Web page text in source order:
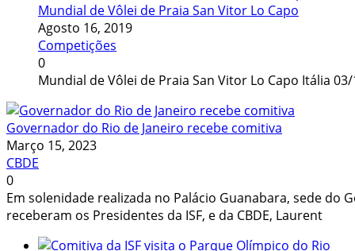
Mundial de Vôlei de Praia San Vitor Lo Capo
Agosto 16, 2019
Competições
0
Mundial de Vôlei de Praia San Vitor Lo Capo Itália
Governador do Rio de Janeiro recebe comitiva
Março 15, 2023
CBDE
0
Em solenidade realizada no Palácio Guanabara, sede do
receberam os Presidentes da ISF, e da CBDE, Laurent